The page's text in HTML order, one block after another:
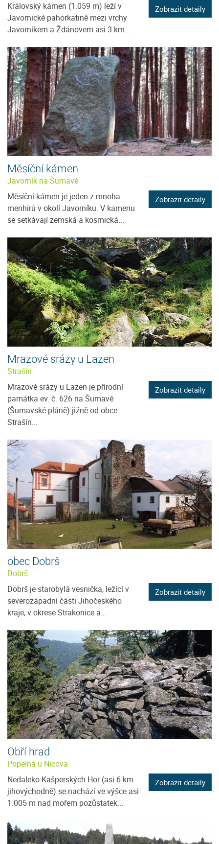
Královský kámen (1.059 m) leží v
Javornické pahorkatině mezi vrchy
Javorníkem a Ždánovem asi 3 km...
Zobrazit detaily
Měsíční kámen
Javorník na Šumavě
Měsíční kámen je jeden z mnoha
menhirů v okolí Javorníku. V kamenu
se setkávají zemská a kosmická...
Zobrazit detaily
Mrazové srázy u Lazen
Strašín
Mrazové srázy u Lazen je přírodní
památka ev. č. 626 na Šumavě
(Šumavské pláně) jižně od obce
Strašín...
Zobrazit detaily
obec Dobrš
Dobrš
Dobrš je starobylá vesnička, ležící v
severozápadní části Jihočeského
kraje, v okrese Strakonice a...
Zobrazit detaily
Obří hrad
Popelná u Nicova
Nedaleko Kašperských Hor (asi 6 km
jihovýchodně) se nachází ve výšce asi
1.005 m nad mořem pozůstatek...
Zobrazit detaily